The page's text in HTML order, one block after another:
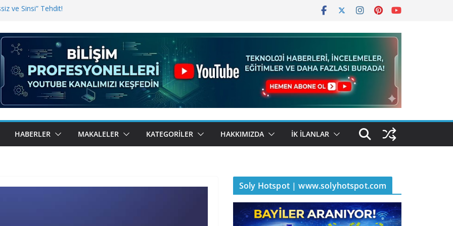
ve Sinsi” Tehdit!
Bugün BulutTahsilat’ta
Kemal Oral Tüm Sorularımızı
HABERLER MAKALELER KATEGORILER HAKKIMIZDA İK İLANLAR
Soly Hotspot | www.solyhotspot.com